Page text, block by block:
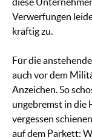
Verwerfungen
kräftig zu.
Für die
auch vor dem
Anzeichen. So
ungebremst in die
vergessen
auf dem Parkett: